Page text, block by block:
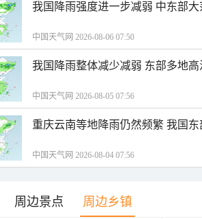
我国降雨强度进一步减弱 中东部
中国天气网 2026-08-06 07:50
我国降雨整体减少减弱 东部多地
中国天气网 2026-08-05 07:56
重庆云南等地降雨仍然频繁 我国
中国天气网 2026-08-04 07:56
周边景点 周边乡镇